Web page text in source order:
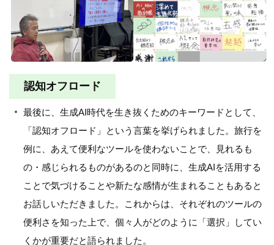
認知オフロード
最後に、生成AI時代を生き抜くためのキーワードとして、
「認知オフロード」という言葉を挙げられました。旅行を
例に、あえて便利なツールを使わないことで、見れるも
の・感じられるものがあるのと同時に、生成AIを活用する
ことで気づけることや新たな感情が生まれることもあると
お話しいただきました。これからは、それぞれのツールの
便利さを知った上で、個々人がどのように「選択」してい
くかが重要だと語られました。